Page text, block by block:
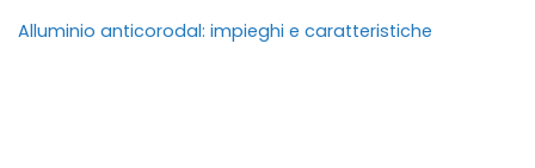
Alluminio anticorodal: impieghi e caratteristiche